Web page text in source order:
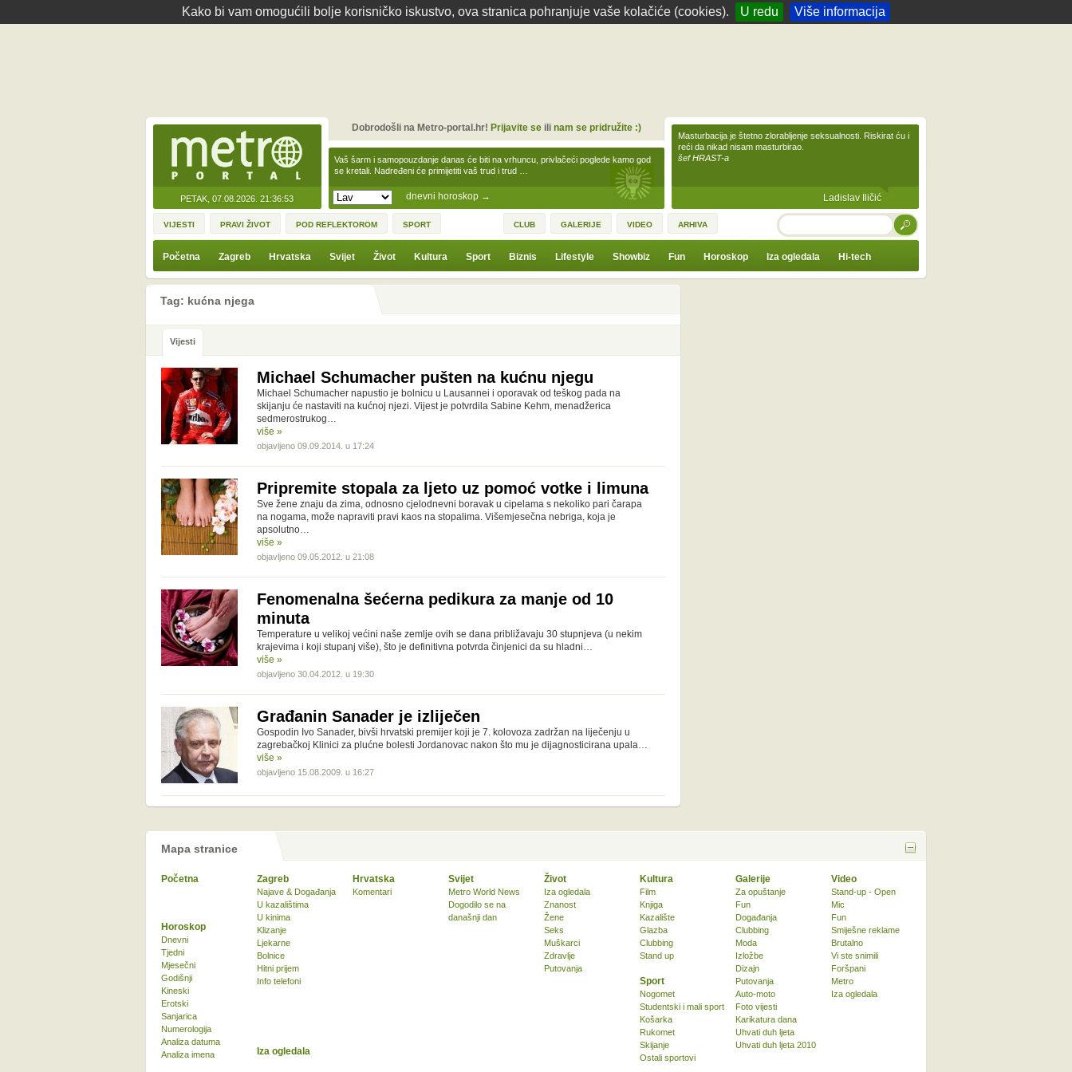
Kako bi vam omogućili bolje korisničko iskustvo, ova stranica pohranjuje vaše kolačiće (cookies). U redu Više informacija
PETAK, 07.08.2026. 21:36:53 dnevni horoskop →
Vaš šarm i samopouzdanje danas će biti na vrhuncu, privlačeći poglede kamo god
se kretali. Nadređeni će primijetiti vaš trud i trud …
Dobrodošli na Metro-portal.hr! Prijavite seili nam se pridružite :)
Masturbacija je štetno zlorabljenje seksualnosti. Riskirat ću i
reći da nikad nisam masturbirao.
šef HRAST-a
Ladislav Iličić
VIJESTI PRAVI ŽIVOT POD REFLEKTOROM SPORT CLUB GALERIJE VIDEO ARHIVA TRAŽI
Početna Zagreb Hrvatska Svijet Život Kultura Sport Biznis Lifestyle Showbiz Fun Horoskop Iza ogledala Hi-tech
Tag: kućna njega
Vijesti
Michael Schumacher pušten na kućnu njegu
Michael Schumacher napustio je bolnicu u Lausannei i oporavak od teškog pada na
skijanju će nastaviti na kućnoj njezi. Vijest je potvrdila Sabine Kehm, menadžerica
sedmerostrukog…
više »
objavljeno 09.09.2014. u 17:24
Pripremite stopala za ljeto uz pomoć votke i limuna
Sve žene znaju da zima, odnosno cjelodnevni boravak u cipelama s nekoliko pari čarapa
na nogama, može napraviti pravi kaos na stopalima. Višemjesečna nebriga, koja je
apsolutno…
više »
objavljeno 09.05.2012. u 21:08
Fenomenalna šećerna pedikura za manje od 10
minuta
Temperature u velikoj većini naše zemlje ovih se dana približavaju 30 stupnjeva (u nekim
krajevima i koji stupanj više), što je definitivna potvrda činjenici da su hladni…
više »
objavljeno 30.04.2012. u 19:30
Građanin Sanader je izliječen
Gospodin Ivo Sanader, bivši hrvatski premijer koji je 7. kolovoza zadržan na liječenju u
zagrebačkoj Klinici za plućne bolesti Jordanovac nakon što mu je dijagnosticirana upala…
više »
objavljeno 15.08.2009. u 16:27
Mapa stranice
Početna Zagreb
Najave & Događanja
U kazalištima
U kinima
Klizanje
Ljekarne
Bolnice
Hitni prijem
Info telefoni
Hrvatska
Komentari
Svijet
Metro World News
Dogodilo se na
današnji dan
Život
Iza ogledala
Znanost
Žene
Seks
Muškarci
Zdravlje
Putovanja
Kultura
Film
Knjiga
Kazalište
Glazba
Clubbing
Stand up
Sport
Nogomet
Studentski i mali sport
Košarka
Rukomet
Skijanje
Ostali sportovi
Horoskop
Dnevni
Tjedni
Mjesečni
Godišnji
Kineski
Erotski
Sanjarica
Numerologija
Analiza datuma
Analiza imena
Iza ogledala
Galerije
Za opuštanje
Fun
Događanja
Clubbing
Moda
Izložbe
Dizajn
Putovanja
Auto-moto
Foto vijesti
Karikatura dana
Uhvati duh ljeta
Uhvati duh ljeta 2010
Video
Stand-up - Open
Mic
Fun
Smiješne reklame
Brutalno
Vi ste snimili
Foršpani
Metro
Iza ogledala